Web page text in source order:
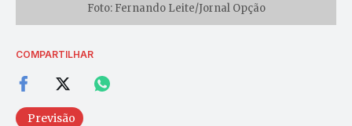
Foto: Fernando Leite/Jornal Opção
COMPARTILHAR
Previsão